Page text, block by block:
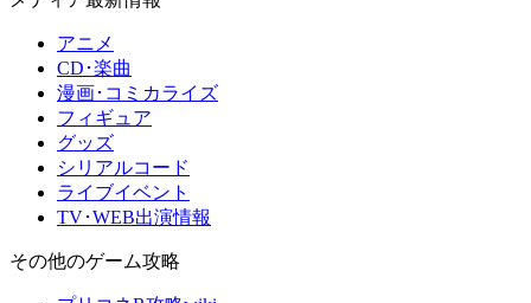
アニメ
CD･楽曲
漫画･コミカライズ
フィギュア
グッズ
シリアルコード
ライブイベント
TV･WEB出演情報
その他のゲーム攻略